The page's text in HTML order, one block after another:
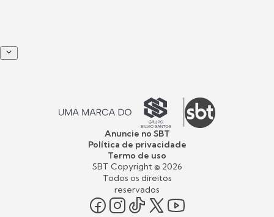
Anuncie no SBT
Política de privacidade
Termo de uso
SBT Copyright © 2026
Todos os direitos
reservados